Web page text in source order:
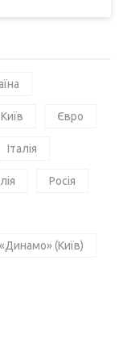
Київ Євро
Італія
Росія
(Київ)